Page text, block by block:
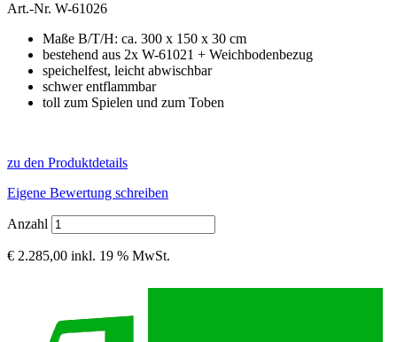
Art.-Nr. W-61026
Maße B/T/H: ca. 300 x 150 x 30 cm
bestehend aus 2x W-61021 + Weichbodenbezug
speichelfest, leicht abwischbar
schwer entflammbar
toll zum Spielen und zum Toben
zu den Produktdetails
Eigene Bewertung schreiben
Anzahl
€ 2.285,00 inkl. 19 % MwSt.